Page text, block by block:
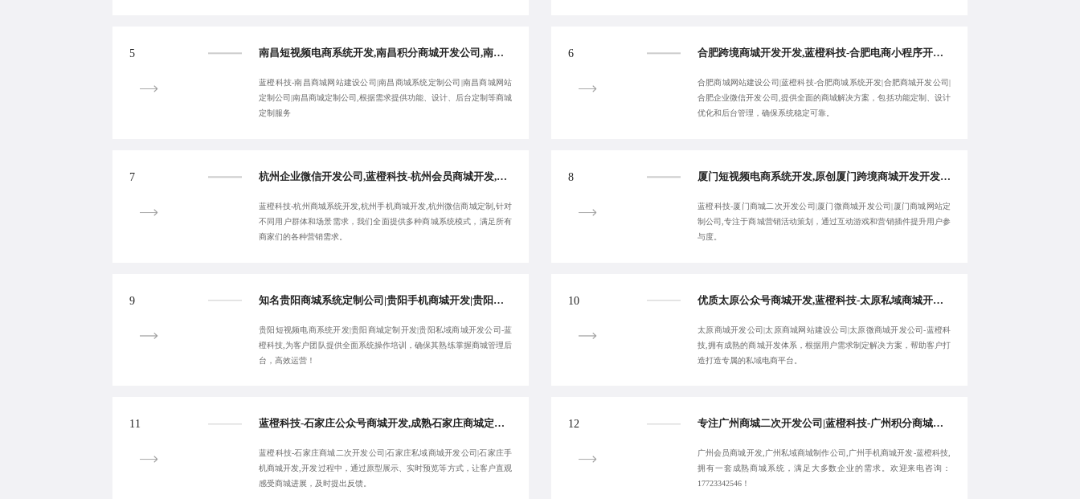
5 南昌短视频电商系统开发,南昌积分商城开发公司,南昌商城网站建设公司-蓝橙科技-提供长期性服务
蓝橙科技-南昌商城网站建设公司|南昌商城系统定制公司|南昌商城网站
定制公司|南昌商城定制公司,根据需求提供功能、设计、后台定制等商城
定制服务
6 合肥跨境商城开发开发,蓝橙科技-合肥电商小程序开发公司,专注合肥商城网站建设公司-服务全国客户
合肥商城网站建设公司|蓝橙科技-合肥商城系统开发|合肥商城开发公司|
合肥企业微信开发公司,提供全面的商城解决方案，包括功能定制、设计
优化和后台管理，确保系统稳定可靠。
7 杭州企业微信开发公司,蓝橙科技-杭州会员商城开发,原创杭州商城系统开发-一站式整包服务
蓝橙科技-杭州商城系统开发,杭州手机商城开发,杭州微信商城定制,针对
不同用户群体和场景需求，我们全面提供多种商城系统模式，满足所有
商家们的各种营销需求。
8 厦门短视频电商系统开发,原创厦门跨境商城开发开发,蓝橙科技-厦门商城二次开发公司,厦门微商城开发公司-服务高效
蓝橙科技-厦门商城二次开发公司|厦门微商城开发公司|厦门商城网站定
制公司,专注于商城营销活动策划，通过互动游戏和营销插件提升用户参
与度。
9 知名贵阳商城系统定制公司|贵阳手机商城开发|贵阳短视频电商系统开发-蓝橙科技-服务性价比高
贵阳短视频电商系统开发|贵阳商城定制开发|贵阳私域商城开发公司-蓝
橙科技,为客户团队提供全面系统操作培训，确保其熟练掌握商城管理后
台，高效运营！
10 优质太原公众号商城开发,蓝橙科技-太原私域商城开发公司,太原商城开发公司,太原商城网站建设公司-提供专属服务
太原商城开发公司|太原商城网站建设公司|太原微商城开发公司-蓝橙科
技,拥有成熟的商城开发体系，根据用户需求制定解决方案，帮助客户打
造打造专属的私域电商平台。
11 蓝橙科技-石家庄公众号商城开发,成熟石家庄商城定制开发,石家庄商城二次开发公司-让客户省心:17723342546
蓝橙科技-石家庄商城二次开发公司|石家庄私域商城开发公司|石家庄手
机商城开发,开发过程中，通过原型展示、实时预览等方式，让客户直观
感受商城进展，及时提出反馈。
12 专注广州商城二次开发公司|蓝橙科技-广州积分商城开发公司|广州会员商城开发-服务性价比高
广州会员商城开发,广州私域商城制作公司,广州手机商城开发-蓝橙科技,
拥有一套成熟商城系统，满足大多数企业的需求。欢迎来电咨询：
17723342546！